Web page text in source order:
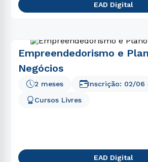
EAD Digital
Empreendedorismo e
Negócios
2 meses
Cursos Livres
Inscrição: 02/06
EAD Digital